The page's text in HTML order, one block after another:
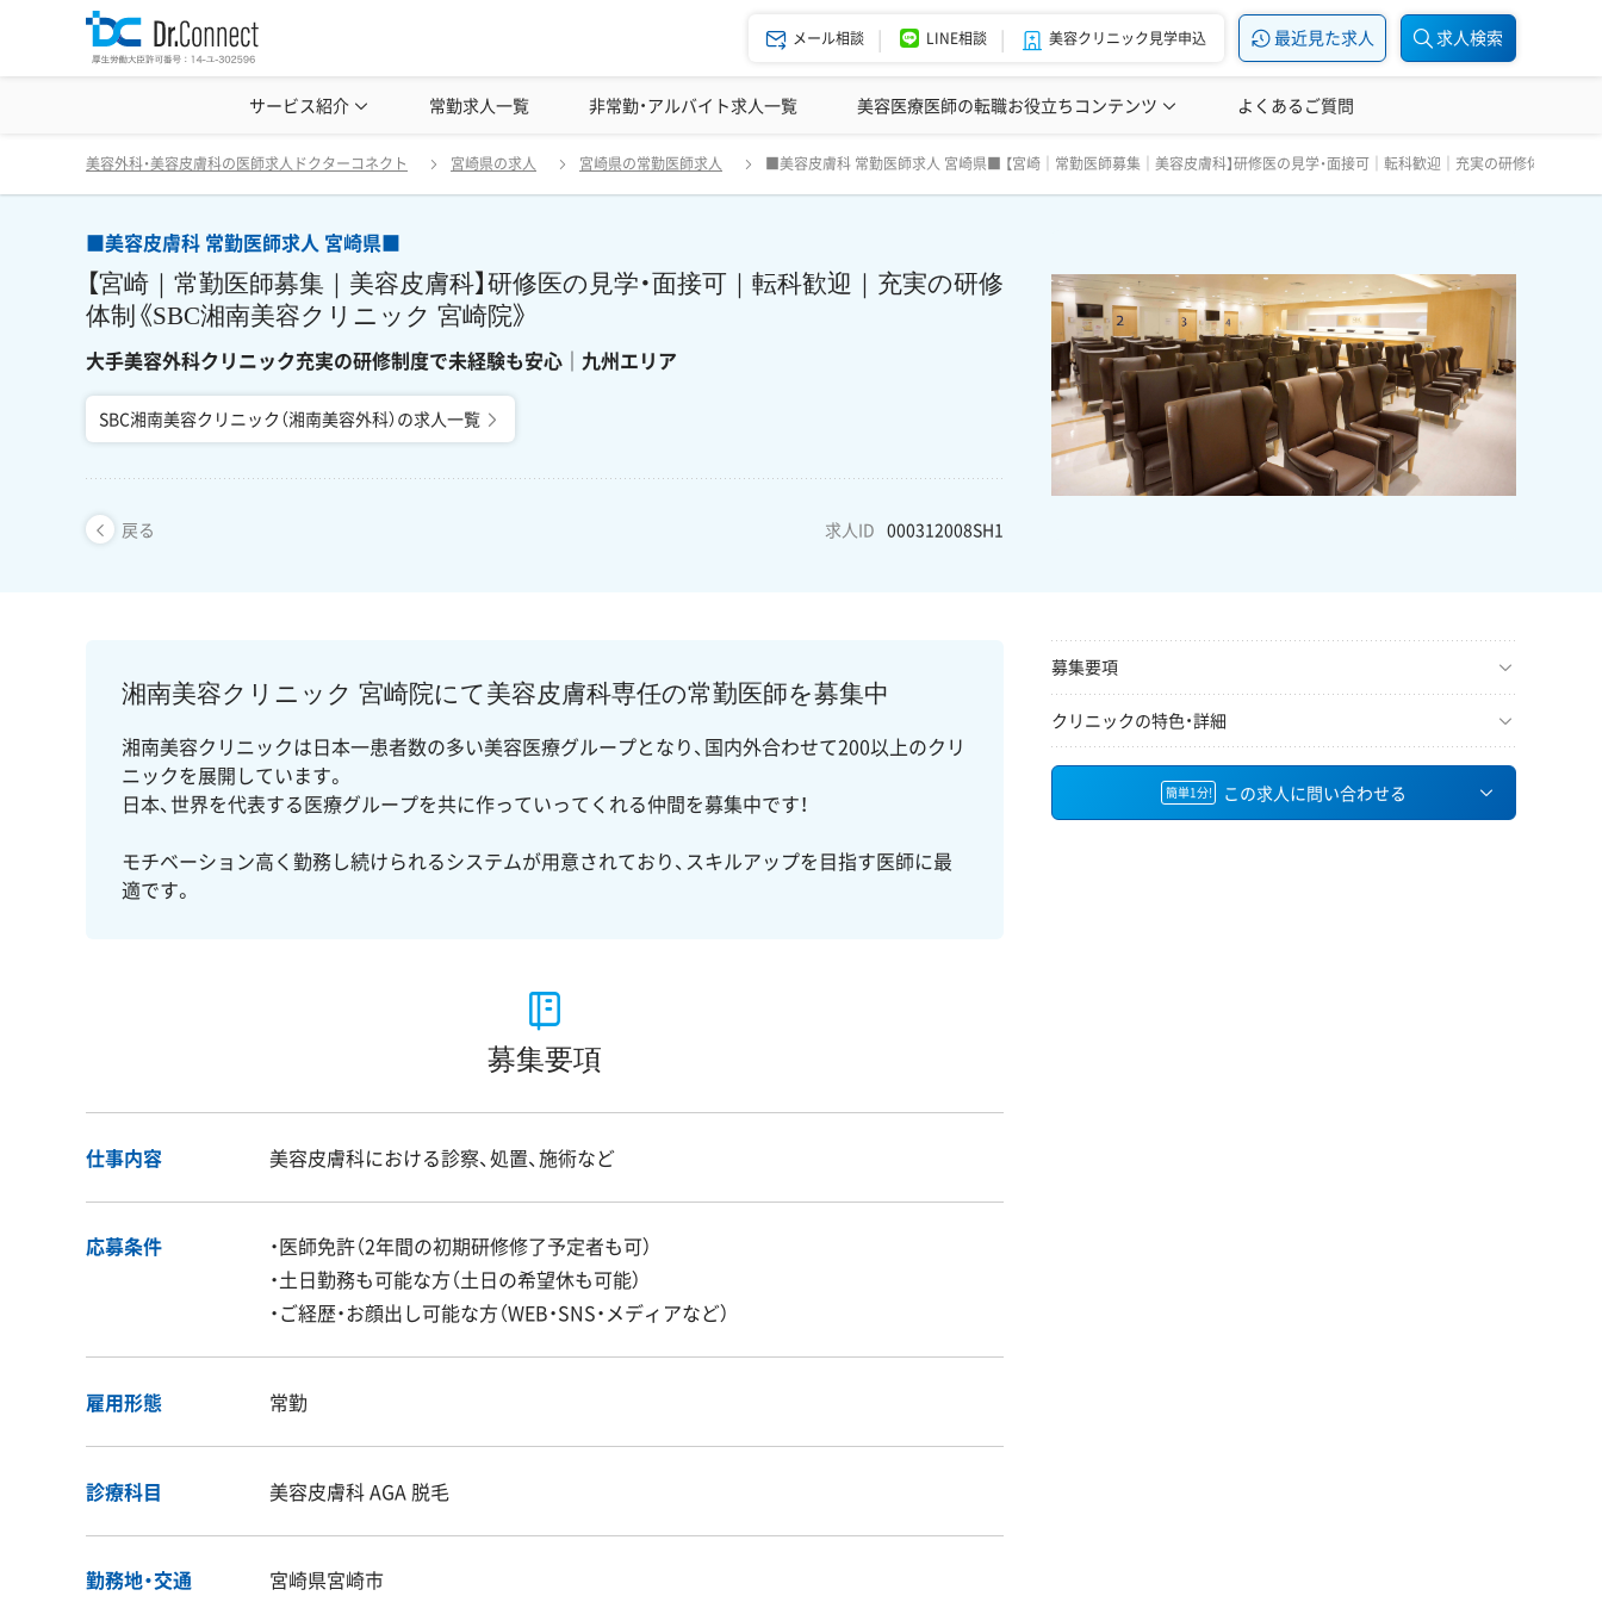
メール相談 LINE相談 美容クリニック見学申込 最近見た求人 求人検索
サービス紹介 ドクターコネクトの強み エージェント紹介
常勤求人一覧 非常勤・アルバイト求人一覧 美容医療医師の転職お役立ちコンテンツ
美容クリニック見学・研修情報 美容外科・美容皮膚科の医師転職体験談 美容クリニックインタビュー 美容医療の転職お役立ち記事 美容医療辞典
よくあるご質問
美容外科・美容皮膚科の医師求人ドクターコネクト 宮崎県の求人 宮崎県の常勤医師求人 ■美容皮膚科 常勤医師求人 宮崎県■ 【宮崎｜常勤医師募集｜美容皮膚科】研修医の見学・面接可｜転科歓迎｜充実の研修体制《
■美容皮膚科 常勤医師求人 宮崎県■
【宮崎｜常勤医師募集｜美容皮膚科】研修医の見学・面接可｜転科歓迎｜充実の研修
体制《SBC湘南美容クリニック 宮崎院》
大手美容外科クリニック充実の研修制度で未経験も安心｜九州エリア
SBC湘南美容クリニック（湘南美容外科）の求人一覧
戻る 求人ID 000312008SH1
戻る ■美容皮膚科 常勤医師求人 宮崎県■ 【宮崎｜常勤医師募集｜美容皮膚科】研修医の見学・面接可｜転科歓迎｜充実の研修体制《SBC湘南美容クリニック 宮崎院》 大手美容外科クリニッ
湘南美容クリニック 宮崎院にて美容皮膚科専任の常勤医師を募集中
湘南美容クリニックは日本一患者数の多い美容医療グループとなり、国内外合わせて200以上のクリ
ニックを展開しています。
日本、世界を代表する医療グループを共に作っていってくれる仲間を募集中です！
モチベーション高く勤務し続けられるシステムが用意されており、スキルアップを目指す医師に最
適です。
募集要項
仕事内容 美容皮膚科における診察、処置、施術など
応募条件
・医師免許（2年間の初期研修修了予定者も可）
・土日勤務も可能な方（土日の希望休も可能）
・ご経歴・お顔出し可能な方（WEB・SNS・メディアなど）
雇用形態 常勤
診療科目 美容皮膚科 AGA 脱毛
勤務地・交通 宮崎県宮崎市
募集要項
クリニックの特色・詳細
簡単1分! この求人に問い合わせる